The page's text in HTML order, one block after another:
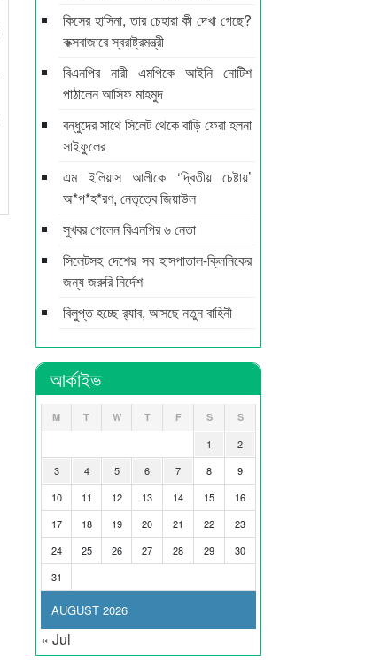
কিসের হাসিনা, তার চেহারা কী দেখা গেছে?
কক্সবাজারে স্বরাষ্ট্রমন্ত্রী
বিএনপির নারী এমপিকে আইনি নোটিশ
পাঠালেন আসিফ মাহমুদ
বন্ধুদের সাথে সিলেট থেকে বাড়ি ফেরা হলনা
সাইফুলের
এম ইলিয়াস আলীকে ‘দ্বিতীয় চেষ্টায়’
অ*প*হ*রণ, নেতৃত্বে জিয়াউল
সুখবর পেলেন বিএনপির ৬ নেতা
সিলেটসহ দেশের সব হাসপাতাল-ক্লিনিকের
জন্য জরুরি নির্দেশ
বিলুপ্ত হচ্ছে র‍্যাব, আসছে নতুন বাহিনী
আর্কাইভ
AUGUST 2026
M T W T F S S
1
2
3
4 5 6 7 8
9
10
11 12 13 14 15
16
17
18 19 20 21 22
23
24
25 26 27 28 29
30
31
« Jul